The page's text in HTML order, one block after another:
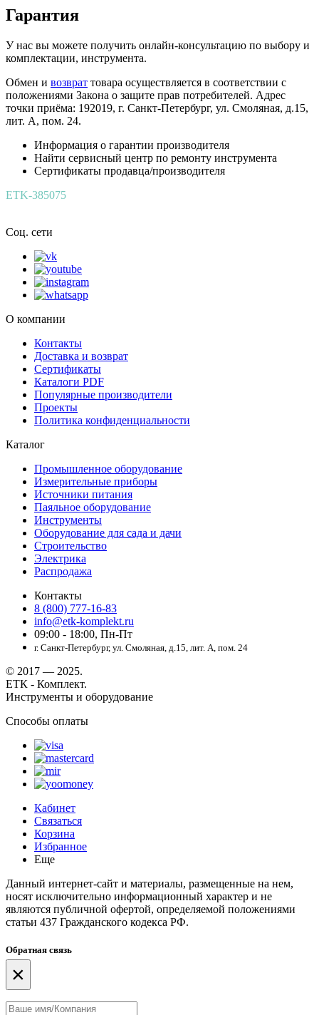
Гарантия
У нас вы можете получить онлайн-консультацию по выбору и
комплектации, инструмента.
Обмен и возврат товара осуществляется в соответствии с
положениями Закона о защите прав потребителей. Адрес
точки приёма: 192019, г. Санкт-Петербург, ул. Смоляная, д.15,
лит. А, пом. 24.
Информация о гарантии производителя
Найти сервисный центр по ремонту инструмента
Сертификаты продавца/производителя
ETK-385075
Соц. сети
О компании
Контакты
Доставка и возврат
Сертификаты
Каталоги PDF
Популярные производители
Проекты
Политика конфиденциальности
Каталог
Промышленное оборудование
Измерительные приборы
Источники питания
Паяльное оборудование
Инструменты
Оборудование для сада и дачи
Строительство
Электрика
Распродажа
Контакты
8 (800) 777-16-83
info@etk-komplekt.ru
09:00 - 18:00, Пн-Пт
г. Санкт-Петербург, ул. Смоляная, д.15, лит. А, пом. 24
© 2017 — 2025.
ЕТК - Комплект.
Инструменты и оборудование
Способы оплаты
Кабинет
Связаться
Корзина
Избранное
Еще
Данный интернет-сайт и материалы, размещенные на нем,
носят исключительно информационный характер и не
являются публичной офертой, определяемой положениями
статьи 437 Гражданского кодекса РФ.
Обратная связь
×